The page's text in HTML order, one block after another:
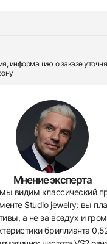
информацию о заказе
Мнение эксперта
видим классический
Studio jewelry: вы
а не за воздух и
бриллианта